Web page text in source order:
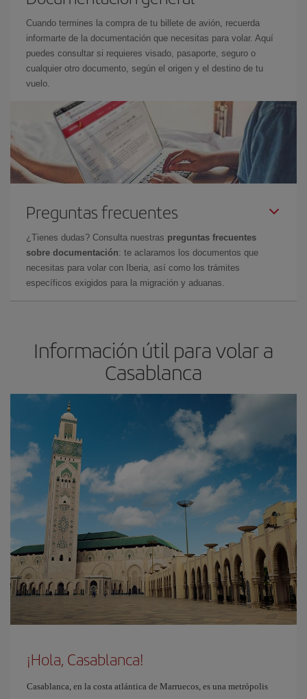
Cuando termines la compra de tu billete de avión, recuerda
informarte de la documentación que necesitas para volar. Aquí
puedes consultar si requieres visado, pasaporte, seguro o
cualquier otro documento, según el origen y el destino de tu
vuelo.
Preguntas frecuentes
¿Tienes dudas? Consulta nuestras preguntas frecuentes
sobre documentación: te aclaramos los documentos que
necesitas para volar con Iberia, así como los trámites
específicos exigidos para la migración y aduanas.
Información útil para volar a
Casablanca
¡Hola, Casablanca!
Casablanca, en la costa atlántica de Marruecos, es una metrópolis